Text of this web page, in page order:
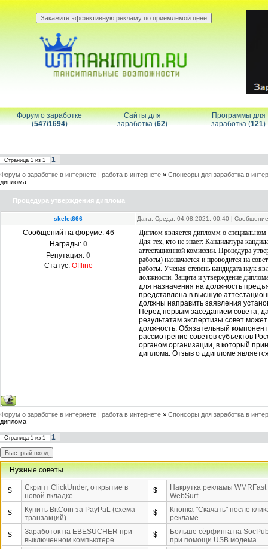
Форум о заработке
(547/1694)
Сайты для
заработка (62)
Программы для
заработка (121)
Страница 1 из 1 1
Форум о заработке в интернете | работа в интернете » Спонсоры для заработка в
диплома
Процедура утверждения диплома
skelet666 Дата: Среда, 04.08.2021, 00:40 |
Сообщений на форуме: 46
Награды: 0
Репутация: 0
Статус: Offline
Диплом является дипломм о специальном
Для тех, кто не знает: Кандидатура
аттестационной комиссии. Процедура
работы) назначается и проводится на
работы. Ученая степень кандидата наук
должности. Защита и утверждение
для назначения на должность
представлена в высшую
должны направить заявления
Перед первым заседанием совета,
результатам экспертизы совет
должность. Обязательный
рассмотрение советов субъектов
органом организации, в который
диплома. Отзыв о ддипломе
Форум о заработке в интернете | работа в интернете » Спонсоры для заработка в
диплома
Страница 1 из 1 1
Нужные советы
$
Скрипт ClickUnder, открытие в
новой вкладке
$
Накрутка рекламы WMRFast
WebSurf
$
Купить BitCoin за PayPaL (схема
транзакций)
$
Кнопка "Скачать" после
рекламе
$
Заработок на EBESUCHER при
выключенном компьютере
$
Больше сёрфинга на
при помощи USB модема.